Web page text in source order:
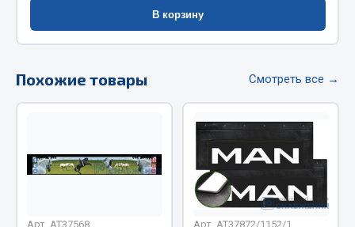
Крепежный инструмент
Режущий инструмент
Столярный инструмент
В корзину
Похожие товары Смотреть все →
Арт. AT37568 Арт. AT37872/1152/1